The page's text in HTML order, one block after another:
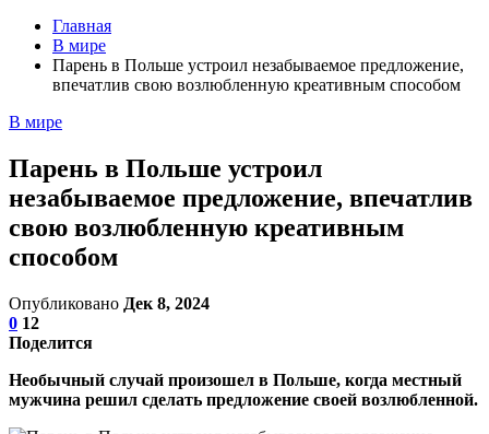
Главная
В мире
Парень в Польше устроил незабываемое предложение,
впечатлив свою возлюбленную креативным способом
В мире
Парень в Польше устроил
незабываемое предложение, впечатлив
свою возлюбленную креативным
способом
Опубликовано Дек 8, 2024
0 12
Поделится
Необычный случай произошел в Польше, когда местный
мужчина решил сделать предложение своей возлюбленной.